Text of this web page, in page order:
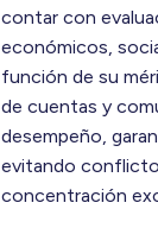
contar con
económicos,
función de su
de cuentas y
desempeño,
evitando
concentración